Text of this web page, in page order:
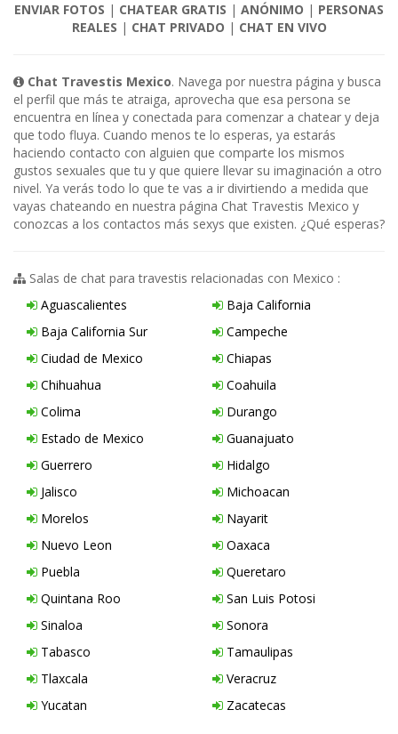
ENVIAR FOTOS | CHATEAR GRATIS | ANÓNIMO | PERSONAS
REALES | CHAT PRIVADO | CHAT EN VIVO
Chat Travestis Mexico. Navega por nuestra página y busca
el perfil que más te atraiga, aprovecha que esa persona se
encuentra en línea y conectada para comenzar a chatear y deja
que todo fluya. Cuando menos te lo esperas, ya estarás
haciendo contacto con alguien que comparte los mismos
gustos sexuales que tu y que quiere llevar su imaginación a otro
nivel. Ya verás todo lo que te vas a ir divirtiendo a medida que
vayas chateando en nuestra página Chat Travestis Mexico y
conozcas a los contactos más sexys que existen. ¿Qué esperas?
Salas de chat para travestis relacionadas con Mexico :
Aguascalientes
Baja California
Baja California Sur
Campeche
Ciudad de Mexico
Chiapas
Chihuahua
Coahuila
Colima
Durango
Estado de Mexico
Guanajuato
Guerrero
Hidalgo
Jalisco
Michoacan
Morelos
Nayarit
Nuevo Leon
Oaxaca
Puebla
Queretaro
Quintana Roo
San Luis Potosi
Sinaloa
Sonora
Tabasco
Tamaulipas
Tlaxcala
Veracruz
Yucatan
Zacatecas